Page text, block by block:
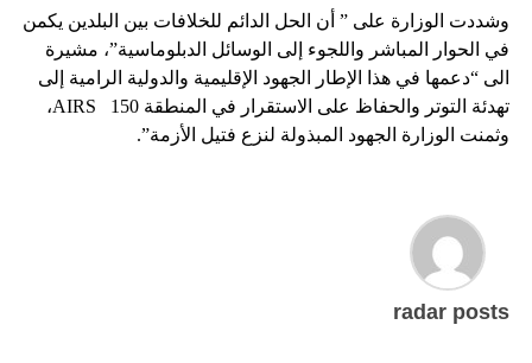
وشددت الوزارة على ” أن الحل الدائم للخلافات بين البلدين يكمن
في الحوار المباشر واللجوء إلى الوسائل الدبلوماسية”، مشيرة
الى “دعمها في هذا الإطار الجهود الإقليمية والدولية الرامية إلى
تهدئة التوتر والحفاظ على الاستقرار في المنطقة 150 AIRS،
وثمنت الوزارة الجهود المبذولة لنزع فتيل الأزمة”.
radar posts